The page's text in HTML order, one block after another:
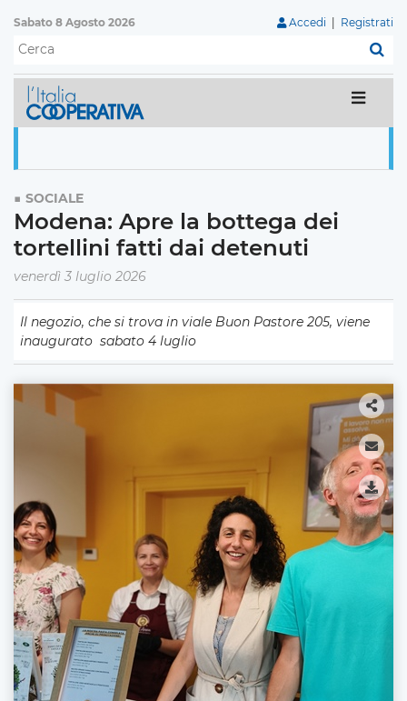
Sabato 8 Agosto 2026 Accedi Registrati
SOCIALE
Modena: Apre la bottega dei
tortellini fatti dai detenuti
venerdì 3 luglio 2026
Il negozio, che si trova in viale Buon Pastore 205, viene
inaugurato sabato 4 luglio